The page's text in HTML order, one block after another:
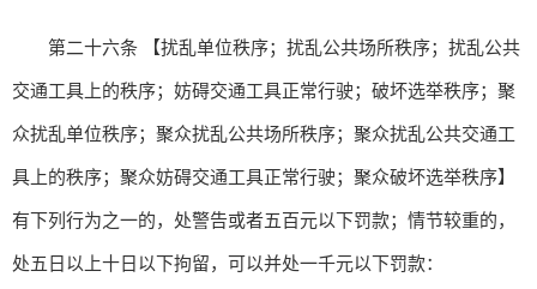
第二十六条 【扰乱单位秩序；扰乱公共场所秩序；扰乱公共
交通工具上的秩序；妨碍交通工具正常行驶；破坏选举秩序；聚
众扰乱单位秩序；聚众扰乱公共场所秩序；聚众扰乱公共交通工
具上的秩序；聚众妨碍交通工具正常行驶；聚众破坏选举秩序】
有下列行为之一的，处警告或者五百元以下罚款；情节较重的，
处五日以上十日以下拘留，可以并处一千元以下罚款：